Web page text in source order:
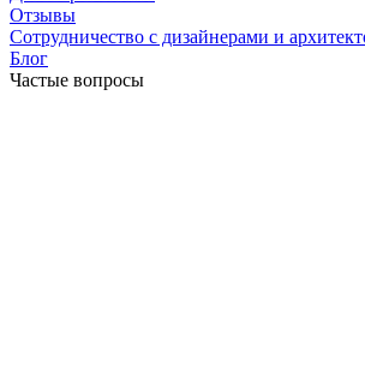
Отзывы
Сотрудничество с дизайнерами и
Блог
Частые вопросы